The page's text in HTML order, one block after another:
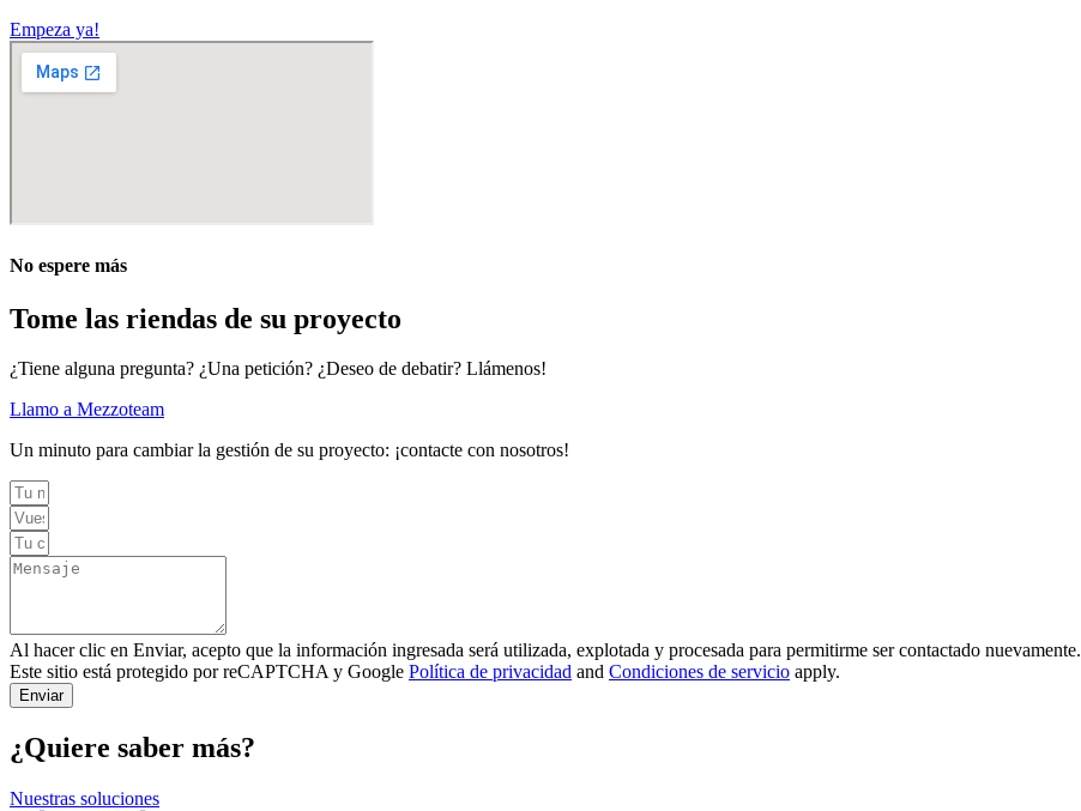
Empeza ya!
No espere más
Tome las riendas de su proyecto
¿Tiene alguna pregunta? ¿Una petición? ¿Deseo de debatir? Llámenos!
Llamo a Mezzoteam
Un minuto para cambiar la gestión de su proyecto: ¡contacte con nosotros!
Al hacer clic en Enviar, acepto que la información ingresada será utilizada, explotada y procesada para permitirme ser contactado nuevamente.
Este sitio está protegido por reCAPTCHA y Google Política de privacidad and Condiciones de servicio apply.
Enviar
¿Quiere saber más?
Nuestras soluciones